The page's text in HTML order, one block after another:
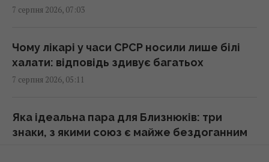
08:15 п'ятниця, 07 серпня 2026
Кім Чен Ин з початку війни в Україні отримав
$22 мільярди надприбутку, – Bloomberg
08:08 п'ятниця, 07 серпня 2026
7 серпня у Києві буде гроза, але спека
нікуди не подінеться
7 серпня 2026, 07:03
Чому лікарі у часи СРСР носили лише білі
халати: відповідь здивує багатьох
7 серпня 2026, 05:11
Яка ідеальна пара для Близнюків: три
знаки, з якими союз є майже бездоганним